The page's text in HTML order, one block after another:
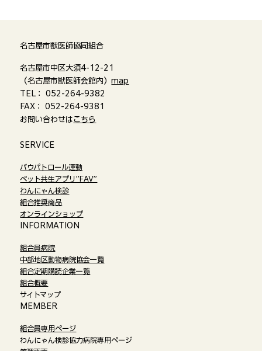
名古屋市獣医師協同組合
名古屋市中区大須4-12-21
（名古屋市獣医師会館内）map
TEL： 052-264-9382
FAX： 052-264-9381
お問い合わせはこちら
​SERVICE
バウパトロール運動
ペット共生アプリ”FAV”
わんにゃん検診
組合推奨商品
オンラインショップ​
​INFORMATION
組合員病院
中部地区動物病院協会一覧
組合定期購読企業一覧
組合概要
サイトマップ
​MEMBER
組合員専用ページ
わんにゃん検診協力病院専用ページ